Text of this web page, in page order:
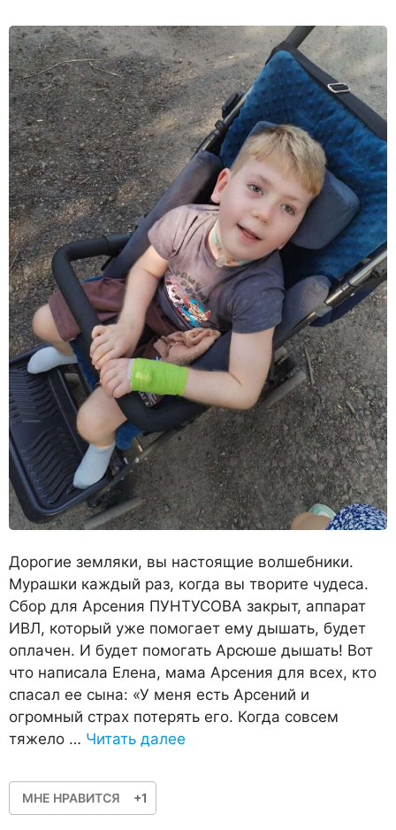
Дорогие земляки, вы настоящие волшебники.
Мурашки каждый раз, когда вы творите чудеса.
Сбор для Арсения ПУНТУСОВА закрыт, аппарат
ИВЛ, который уже помогает ему дышать, будет
оплачен. И будет помогать Арсюше дышать! Вот
что написала Елена, мама Арсения для всех, кто
спасал ее сына: «У меня есть Арсений и
огромный страх потерять его. Когда совсем
тяжело … Читать далее
МНЕ НРАВИТСЯ +1